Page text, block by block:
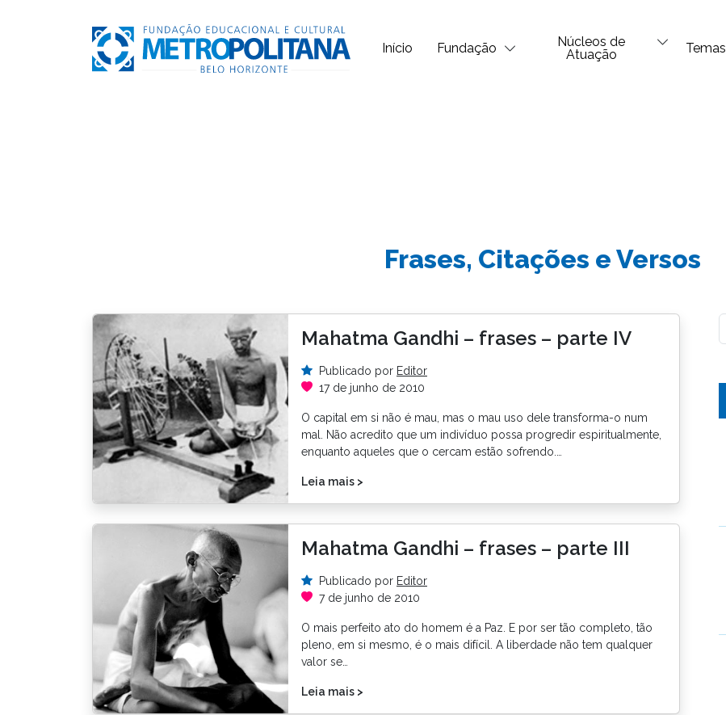
Início Fundação
Núcleos de
Atuação
Temas
Frases, Citações e Versos
Mahatma Gandhi – frases – parte IV
Publicado por Editor
17 de junho de 2010
O capital em si não é mau, mas o mau uso dele transforma-o num
mal. Não acredito que um indivíduo possa progredir espiritualmente,
enquanto aqueles que o cercam estão sofrendo.…
Leia mais >
Mahatma Gandhi – frases – parte III
Publicado por Editor
7 de junho de 2010
O mais perfeito ato do homem é a Paz. E por ser tão completo, tão
pleno, em si mesmo, é o mais difícil. A liberdade não tem qualquer
valor se…
Leia mais >